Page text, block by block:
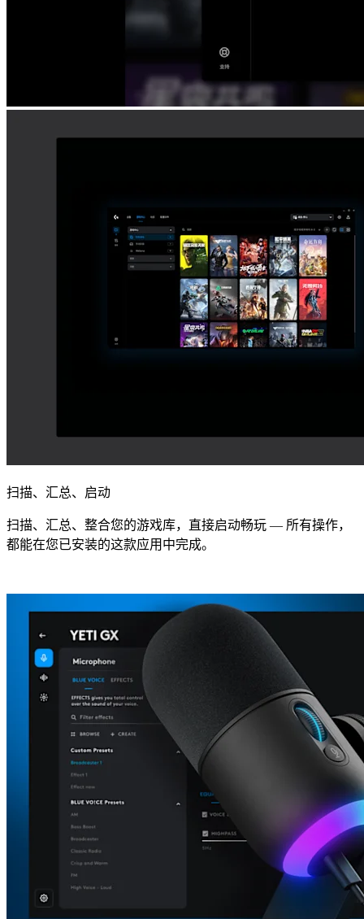
扫描、汇总、启动
扫描、汇总、整合您的游戏库，直接启动畅玩 — 所有操作，
都能在您已安装的这款应用中完成。